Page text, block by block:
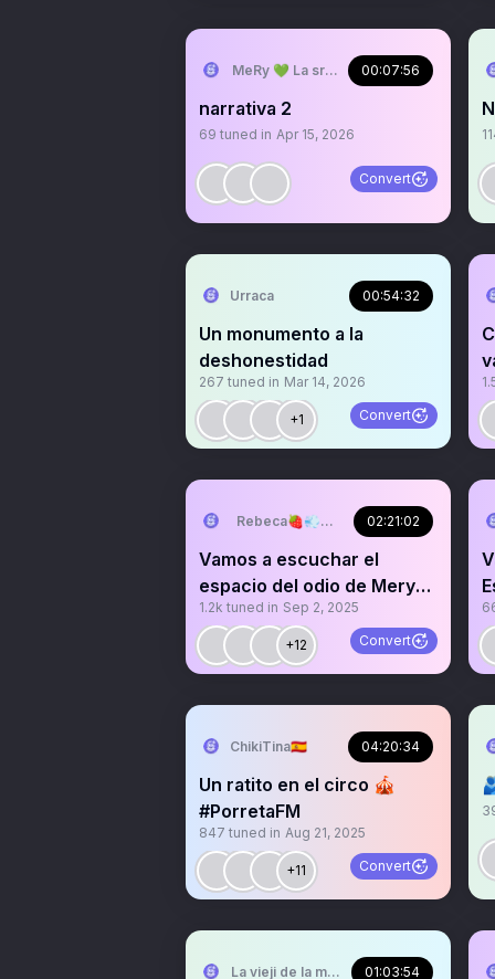
MeRy 💚 La sra que abre los espacios
00:07:56
narrativa 2
69 tuned in Apr 15, 2026
Convert
Urraca 00:54:32
Un monumento a la
deshonestidad
267 tuned in Mar 14, 2026
+1 Convert
Rebeca🍓💨🇪🇸🇭🇳 02:21:02
Vamos a escuchar el
espacio del odio de Mery
P/2
1.2k tuned in Sep 2, 2025
+12 Convert
ChikiTina🇪🇦 04:20:34
Un ratito en el circo 🎪
#PorretaFM
847 tuned in Aug 21, 2025
+11 Convert
La vieji de la mirilla🌴🧜🏻‍♂️🍷💙
01:03:54